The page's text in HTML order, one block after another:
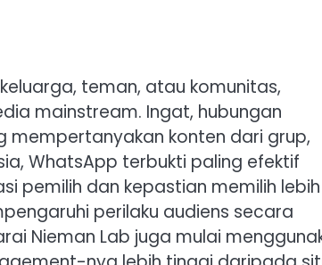
teman, atau komunitas,
mainstream. Ingat, hubungan
mempertanyakan konten dari grup,
WhatsApp terbukti paling efektif
pemilih dan kepastian memilih lebih
perilaku audiens secara
Nieman Lab juga mulai